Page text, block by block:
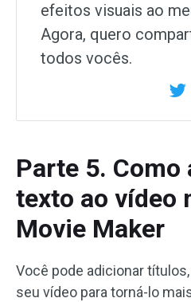
efeitos visuais ao
Agora, quero
todos vocês.
Parte 5.
texto ao vídeo
Movie Maker
Você pode adicionar
seu vídeo para torná-lo